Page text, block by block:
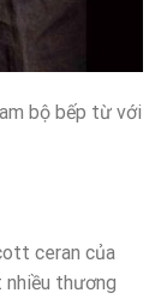
bộ bếp từ với
ceran của
thương